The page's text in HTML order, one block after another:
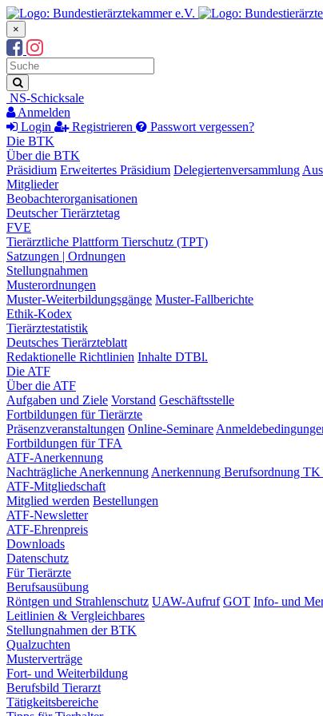
×
Suchbegriff
Suche
NS-Schicksale
Anmelden
Login
Registrieren
Passwort vergessen?
Die BTK
Über die BTK
Präsidium Erweitertes Präsidium Delegiertenversammlung
Mitglieder
Beobachterorganisationen
Deutscher Tierärztetag
FVE
Tierärztliche Plattform Tierschutz (TPT)
Satzungen | Ordnungen
Stellungnahmen
Musterordnungen
Muster-Weiterbildungsgänge Muster-Fallberichte
Ethik-Kodex
Tierärztestatistik
Deutsches Tierärzteblatt
Redaktionelle Richtlinien Inhalte DTBl.
Die ATF
Über die ATF
Aufgaben und Ziele Vorstand Geschäftsstelle
Fortbildungen für Tierärzte
Präsenzveranstaltungen Online-Seminare
Fortbildungen für TFA
ATF-Anerkennung
Nachträgliche Anerkennung Anerkennung Berufsordnung
ATF-Mitgliedschaft
Mitglied werden Bestellungen
ATF-Newsletter
ATF-Ehrenpreis
Downloads
Datenschutz
Für Tierärzte
Berufsausübung
Röntgen und Strahlenschutz UAW-Aufruf GOT Info- und
Leitlinien & Vergleichbares
Stellungnahmen der BTK
Qualzuchten
Musterverträge
Fort- und Weiterbildung
Berufsbild Tierarzt
Tätigkeitsbereiche